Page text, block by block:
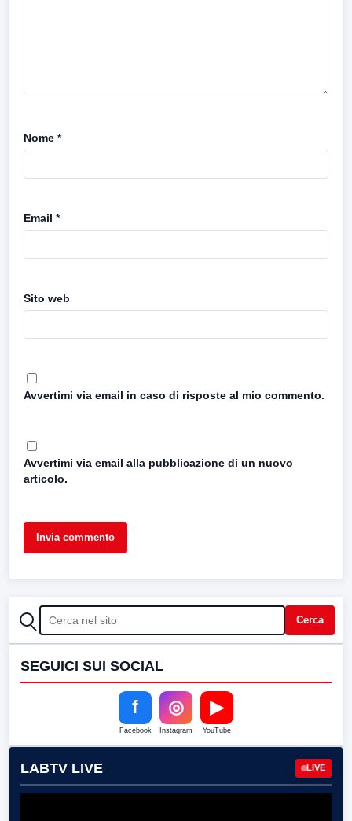
Nome *
Email *
Sito web
Avvertimi via email in caso di risposte al mio commento.
Avvertimi via email alla pubblicazione di un nuovo
articolo.
CERCA Cerca
SEGUICI SUI SOCIAL
f
Facebook
◎
Instagram
▶
YouTube
LABTV LIVE LIVE